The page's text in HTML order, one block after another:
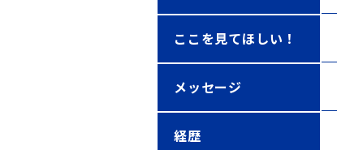
ここを見てほしい！
メッセージ
経歴